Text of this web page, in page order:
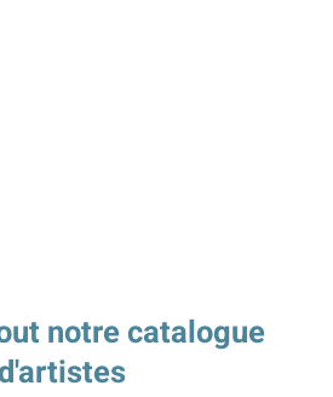
notre catalogue